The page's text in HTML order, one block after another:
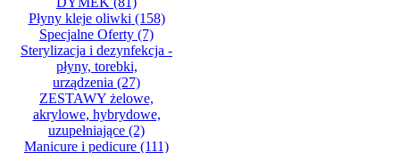
Płyny kleje oliwki (158)
Specjalne Oferty (7)
Sterylizacja i dezynfekcja -
płyny, torebki,
urządzenia (27)
ZESTAWY żelowe,
akrylowe, hybrydowe,
uzupełniające (2)
Manicure i pedicure (111)